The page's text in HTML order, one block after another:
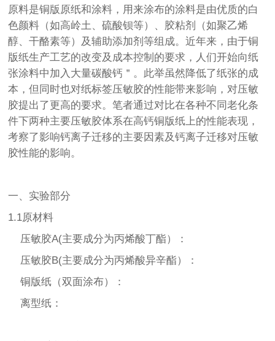
原料是铜版原纸和涂料，用来涂布的涂料是由优质的白
色颜料（如高岭土、硫酸钡等）、胶粘剂（如聚乙烯
醇、干酪素等）及辅助添加剂等组成。近年来，由于铜
版纸生产工艺的改变及成本控制的要求，人们开始向纸
张涂料中加入大量碳酸钙＂。此举虽然降低了纸张的成
本，但同时也对纸标签压敏胶的性能带来影响，对压敏
胶提出了更高的要求。笔者通过对比在各种不同老化条
件下两种主要压敏胶体系在高钙铜版纸上的性能表现，
考察了影响钙离子迁移的主要因素及钙离子迁移对压敏
胶性能的影响。
一、实验部分
1.1原材料
压敏胶A(主要成分为丙烯酸丁酯）：
压敏胶B(主要成分为丙烯酸异辛酯）：
铜版纸（双面涂布）：
离型纸：